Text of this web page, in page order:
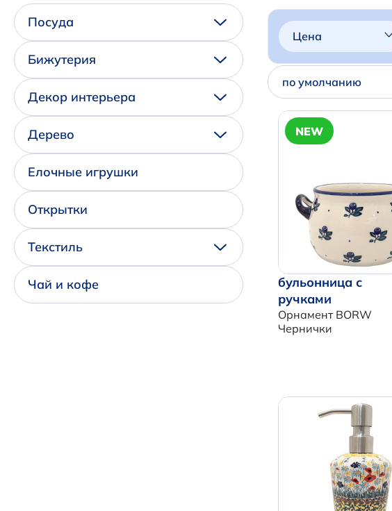
Посуда
Бижутерия
Декор интерьера
Дерево
Елочные игрушки
Открытки
Текстиль
Чай и кофе
Цена
по умолчанию
NEW
бульонница с
ручками
Орнамент BORW
Чернички